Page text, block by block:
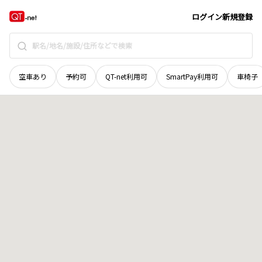
ログイン新規登録
空車あり 予約可 QT-net利用可 SmartPay利用可 車椅子
秋田県